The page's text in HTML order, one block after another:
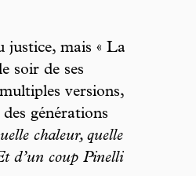
justice, mais « La
soir de ses
versions,
générations
chaleur, quelle
d’un coup Pinelli